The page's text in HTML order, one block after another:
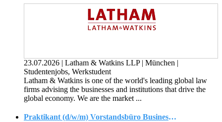
23.07.2026 | Latham & Watkins LLP | München |
Studentenjobs, Werkstudent
Latham & Watkins is one of the world's leading global law
firms advising the businesses and institutions that drive the
global economy. We are the market ...
Praktikant (d/w/m) Vorstandsbüro Business Intelligence im Bereich Konzern- und Unternehmensentwicklung